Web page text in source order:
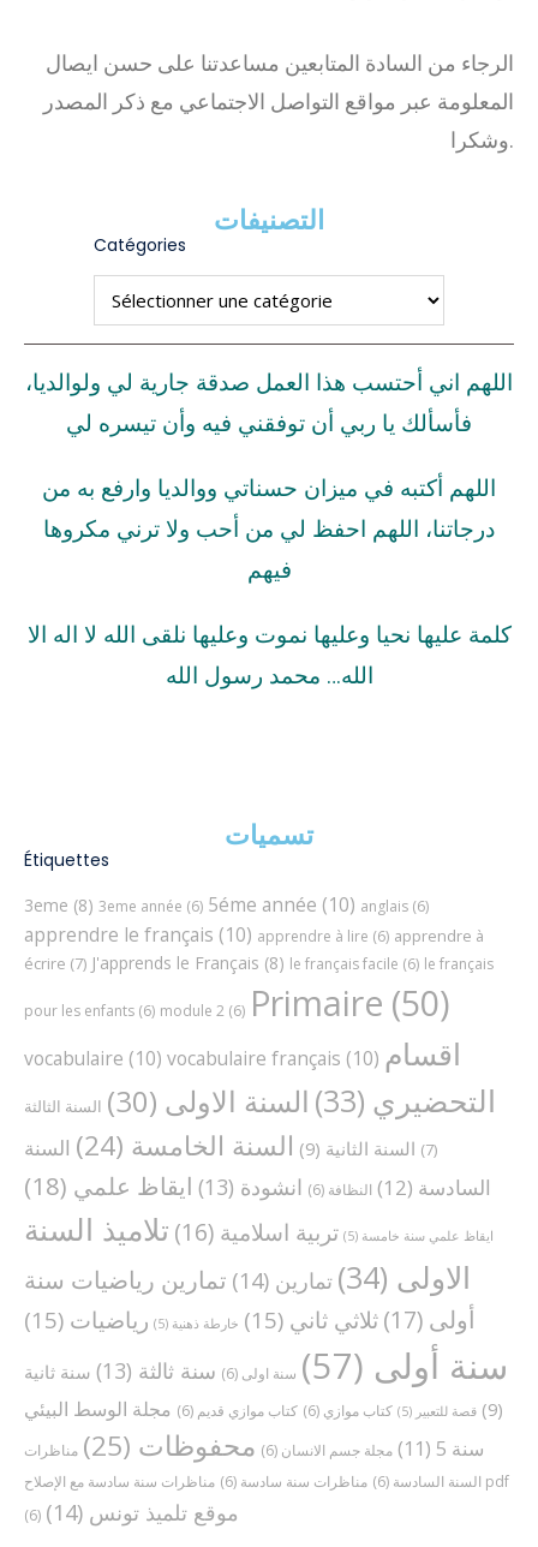
الرجاء من السادة المتابعين مساعدتنا على حسن ايصال
المعلومة عبر مواقع التواصل الاجتماعي مع ذكر المصدر
وشكرا.
التصنيفات
Catégories
اللهم اني أحتسب هذا العمل صدقة جارية لي ولوالديا،
فأسألك يا ربي أن توفقني فيه وأن تيسره لي
اللهم أكتبه في ميزان حسناتي ووالديا وارفع به من
درجاتنا، اللهم احفظ لي من أحب ولا ترني مكروها
فيهم
كلمة عليها نحيا وعليها نموت وعليها نلقى الله لا اله الا
الله… محمد رسول الله
تسميات
Étiquettes
3eme (8) 3eme année (6) 5éme année (10) anglais (6)
apprendre le français (10) apprendre à lire (6) apprendre à
écrire (7) J'apprends le Français (8) le français facile (6) le français
pour les enfants (6) module 2 (6) Primaire (50)
vocabulaire (10) vocabulaire français (10) اقسام
التحضيري (33) السنة الاولى (30)
السنة الثالثة
(7)
السنة الثانية (9) السنة الخامسة (24)
السنة
السادسة (12) النظافة (6) انشودة (13) ايقاظ علمي (18)
ايقاظ علمي سنة خامسة (5) تربية اسلامية (16)
تلاميذ السنة
الاولى (34) تمارين (14)
تمارين رياضيات سنة
أولى (17) ثلاثي ثاني (15) خارطة ذهنية (5) رياضيات (15)
سنة أولى (57) سنة اولى (6) سنة ثالثة (13)
سنة ثانية
(9)
قصة للتعبير (5) كتاب موازي (6) كتاب موازي قديم (6)
مجلة الوسط البيئي
سنة 5
(11) مجلة جسم الانسان (6) محفوظات (25)
مناظرات
السنة السادسة (6) مناظرات سنة سادسة (6)
مناظرات سنة سادسة مع الإصلاح pdf
(6)
موقع تلميذ تونس (14)